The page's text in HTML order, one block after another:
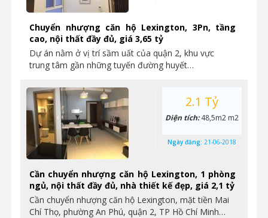
Chuyển nhượng căn hộ Lexington, 3Pn, tầng
cao, nội thất đầy đủ, giá 3,65 tỷ
Dự án nằm ở vị trí sầm uất của quận 2, khu vực
trung tâm gần những tuyến đường huyết…
Cần chuyển nhượng căn hộ Lexington, 1 phòng
ngủ, nội thất đầy đủ, nhà thiết kế đẹp, giá 2,1 tỷ
Cần chuyển nhượng căn hộ Lexington, mặt tiền Mai
Chí Thọ, phường An Phú, quận 2, TP Hồ Chí Minh…
2.1 Tỷ
Diện tích:48,5m2 m2
Ngày đăng: 21-06-2018